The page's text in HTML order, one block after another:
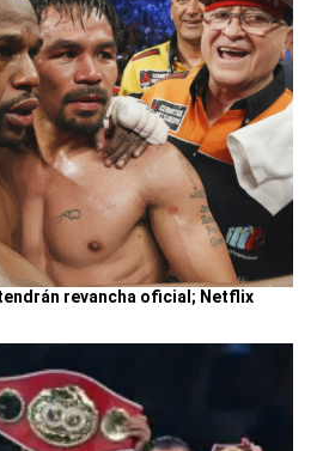
revancha oficial; Netflix